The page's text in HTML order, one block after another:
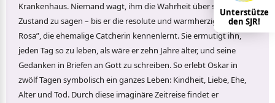
Krankenhaus. Niemand wagt, ihm die Wahrheit über seinen
Zustand zu sagen – bis er die resolute und warmherzige “Dame in
Rosa”, die ehemalige Catcherin kennenlernt. Sie ermutigt ihn,
jeden Tag so zu leben, als wäre er zehn Jahre älter, und seine
Gedanken in Briefen an Gott zu schreiben. So erlebt Oskar in
zwölf Tagen symbolisch ein ganzes Leben: Kindheit, Liebe, Ehe,
Alter und Tod. Durch diese imaginäre Zeitreise findet er
Unterstütze
den SJR!